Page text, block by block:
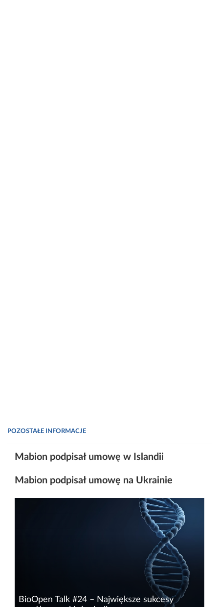
POZOSTAŁE INFORMACJE
Mabion podpisał umowę w Islandii
Mabion podpisał umowę na Ukrainie
BioOpen Talk #24 – Największe sukcesy